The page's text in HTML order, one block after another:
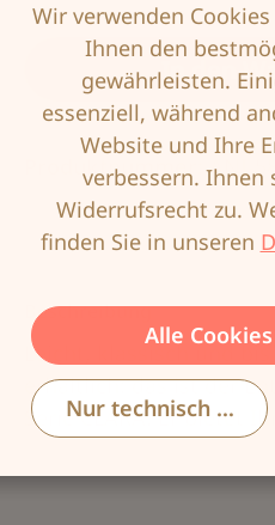
In den
Produktnummer:ANI-
Beschreibung
Leicht, klassisch und bis
erhältlich: das ist der
Serie CLARA. Er bietet
Wir verwenden
Ihnen den
gewährleisten.
essenziell, während
Website und Ihre
verbessern.
Widerrufsrecht zu.
finden Sie in unseren
Alle
Nur technisch